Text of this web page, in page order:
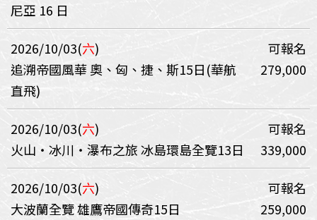
尼亞 16 日
2026/10/03(六)
可報名
追溯帝國風華 奧、匈、捷、斯15日(華航
直飛)
279,000
2026/10/03(六)
可報名
火山‧冰川‧瀑布之旅 冰島環島全覽13日
339,000
2026/10/03(六)
可報名
大波蘭全覽 雄鷹帝國傳奇15日
259,000